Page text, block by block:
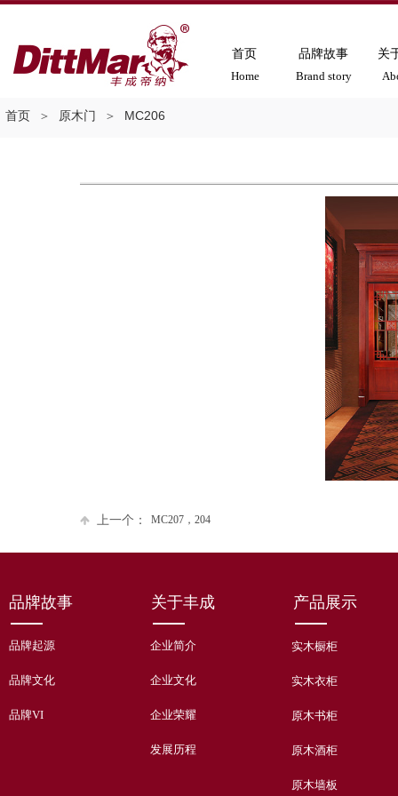
Home Brand story
首页 品牌故事 关
首页 ＞ 原木门 ＞ MC206
上一个： MC207，204
产品展示
品牌起源
品牌文化
品牌VI
企业简介
企业文化
企业荣耀
发展历程
实木橱柜
实木衣柜
原木书柜
原木酒柜
原木墙板
关于丰成
品牌故事